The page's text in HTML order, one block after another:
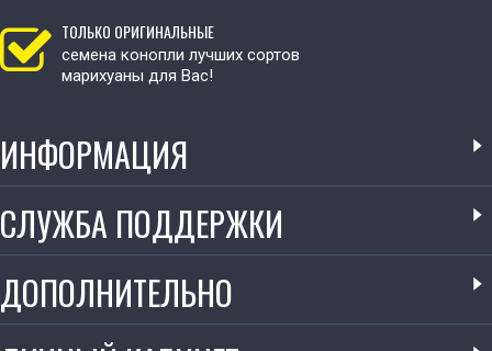
ТОЛЬКО ОРИГИНАЛЬНЫЕ
семена конопли лучших сортов
марихуаны для Вас!
ИНФОРМАЦИЯ
СЛУЖБА ПОДДЕРЖКИ
ДОПОЛНИТЕЛЬНО